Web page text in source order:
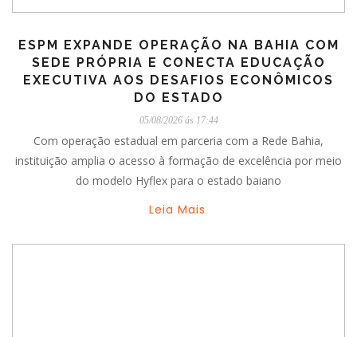
ESPM EXPANDE OPERAÇÃO NA BAHIA COM
SEDE PRÓPRIA E CONECTA EDUCAÇÃO
EXECUTIVA AOS DESAFIOS ECONÔMICOS
DO ESTADO
05/08/2026 ás 17:44
Com operação estadual em parceria com a Rede Bahia,
instituição amplia o acesso à formação de excelência por meio
do modelo Hyflex para o estado baiano
Leia Mais